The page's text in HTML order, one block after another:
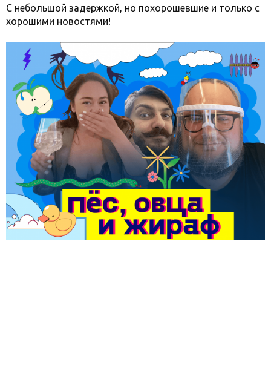
С небольшой задержкой, но похорошевшие и только с
хорошими новостями!